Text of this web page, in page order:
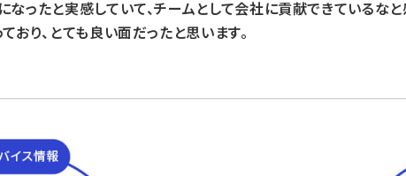
なったと実感していて、チームとして会社に貢献できているなと
おり、とても良い面だったと思います。